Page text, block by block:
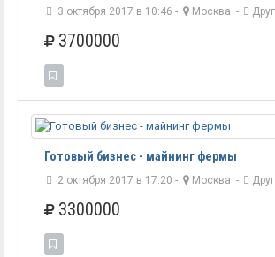
3 октября 2017 в 10:46 - Москва -
3700000
Готовый бизнес - майнинг фермы
2 октября 2017 в 17:20 - Москва -
3300000